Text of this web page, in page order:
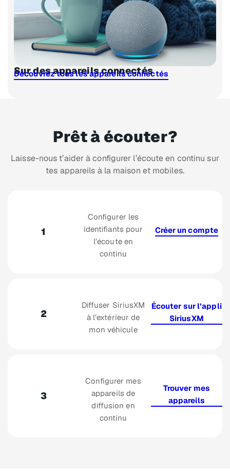
Sur des appareils connectés
Découvrez tous les appareils connectés
Prêt à écouter?
Laisse-nous t’aider à configurer l’écoute en continu sur
tes appareils à la maison et mobiles.
1
Configurer les
identifiants pour
l’écoute en
continu
Créer un compte
2
Diffuser SiriusXM
à l’extérieur de
mon véhicule
Écouter sur l’appli
SiriusXM
3
Configurer mes
appareils de
diffusion en
continu
Trouver mes
appareils